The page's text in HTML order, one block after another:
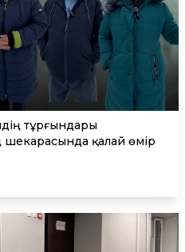
тұрғындары
қалай өмір